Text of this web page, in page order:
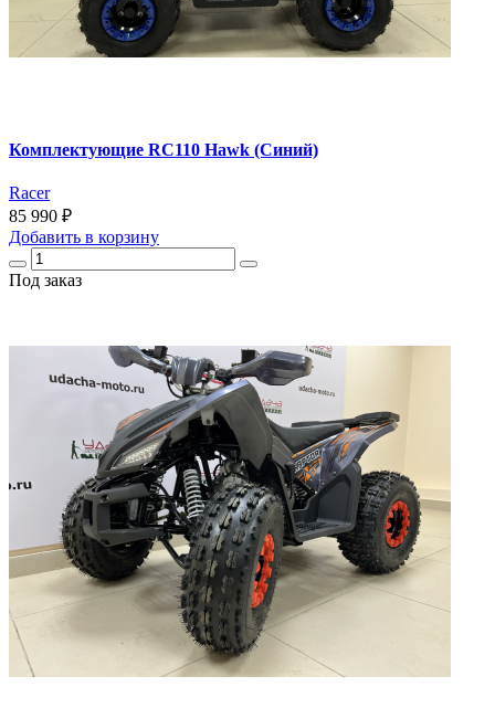
Комплектующие RC110 Hawk (Синий)
Racer
85 990 ₽
Добавить в корзину
Под заказ